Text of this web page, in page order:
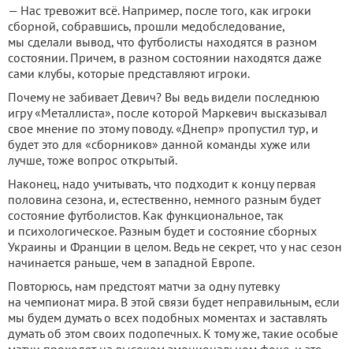
— Нас тревожит всё. Например, после того, как игроки
сборной, собравшись, прошли медобследование,
мы сделали вывод, что футболисты находятся в разном
состоянии. Причем, в разном состоянии находятся даже
сами клубы, которые представляют игроки.
Почему не забивает Девич? Вы ведь видели последнюю
игру «Металлиста», после которой Маркевич высказывал
свое мнение по этому поводу. «Днепр» пропустил тур, и
будет это для «сборников» данной команды хуже или
лучше, тоже вопрос открытый.
Наконец, надо учитывать, что подходит к концу первая
половина сезона, и, естественно, немного разным будет
состояние футболистов. Как функциональное, так
и психологическое. Разным будет и состояние сборных
Украины и Франции в целом. Ведь не секрет, что у нас сезон
начинается раньше, чем в западной Европе.
Повторюсь, нам предстоят матчи за одну путевку
на чемпионат мира. В этой связи будет неправильным, если
мы будем думать о всех подобных моментах и заставлять
думать об этом своих подопечных. К тому же, такие особые